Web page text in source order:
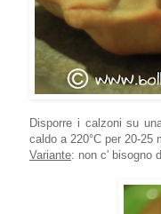
Disporre i calzoni su
caldo a 220°C per 20-25
Variante: non c' bisogno